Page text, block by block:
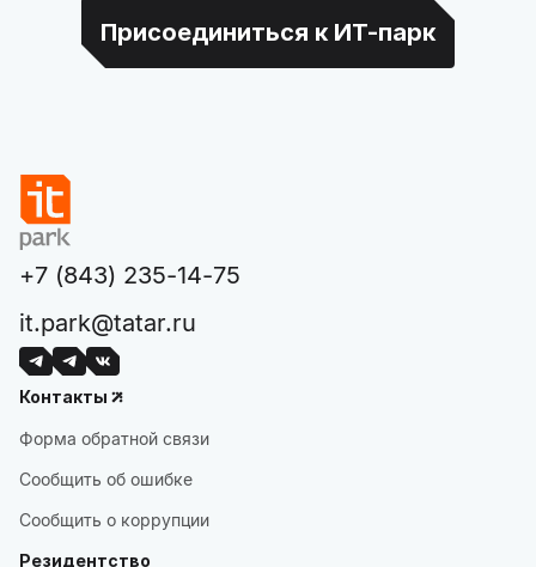
Присоединиться к ИТ-парк
+7 (843) 235-14-75
it.park@tatar.ru
Контакты
Форма обратной связи
Сообщить об ошибке
Сообщить о коррупции
Резидентство